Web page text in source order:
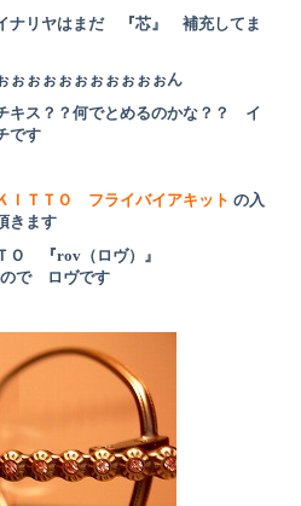
ナリヤはまだ 『芯』 補充してま
ぉぉぉぉぉぉぉぉぉん
キス？？何でとめるのかな？？ イ
です
ＴＴＯ フライバイアキット の入
きます
Ｏ 『rov（ロヴ）』
ので ロヴです